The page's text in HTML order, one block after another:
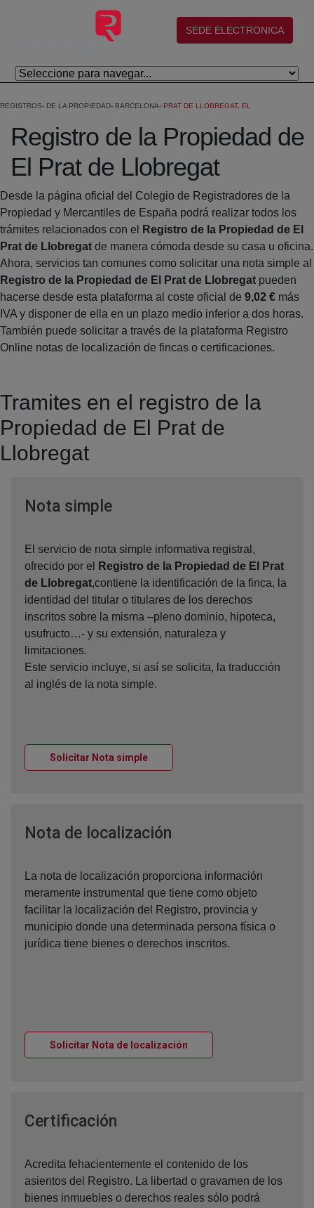
Salta al contingut principal
(abre en nueva ventana)
SEDE ELECTRONICA
REGISTROS DE LA PROPIEDAD BARCELONA PRAT DE LLOBREGAT, EL
Registro de la Propiedad de
El Prat de Llobregat
Desde la página oficial del Colegio de Registradores de la
Propiedad y Mercantiles de España podrá realizar todos los
trámites relacionados con el
Registro de la Propiedad de El
Prat de Llobregat de manera cómoda desde su casa u oficina.
Ahora, servicios tan comunes como solicitar una nota simple al
Registro de la Propiedad de El Prat de Llobregat pueden
hacerse desde esta plataforma al coste oficial de 9,02 € más
IVA y disponer de ella en un plazo medio inferior a dos horas.
También puede solicitar a través de la plataforma Registro
Online notas de localización de fincas o certificaciones.
Tramites en el registro de la
Propiedad de El Prat de
Llobregat
Nota simpleVentana nueva
El servicio de nota simple informativa registral,
ofrecido por el
Registro de la Propiedad de El Prat
de Llobregat,contiene la identificación de la finca, la
identidad del titular o titulares de los derechos
inscritos sobre la misma –pleno dominio, hipoteca,
usufructo…- y su extensión, naturaleza y
limitaciones.
Este servicio incluye, si así se solicita, la traducción
al inglés de la nota simple.
Solicitar Nota simpleVentana nueva
Nota de localización
La nota de localización proporciona información
meramente instrumental que tiene como objeto
facilitar la localización del Registro, provincia y
municipio donde una determinada persona física o
jurídica tiene bienes o derechos inscritos.
Solicitar Nota de localización
Certificación
Acredita fehacientemente el contenido de los
asientos del Registro. La libertad o gravamen de los
bienes inmuebles o derechos reales sólo podrá